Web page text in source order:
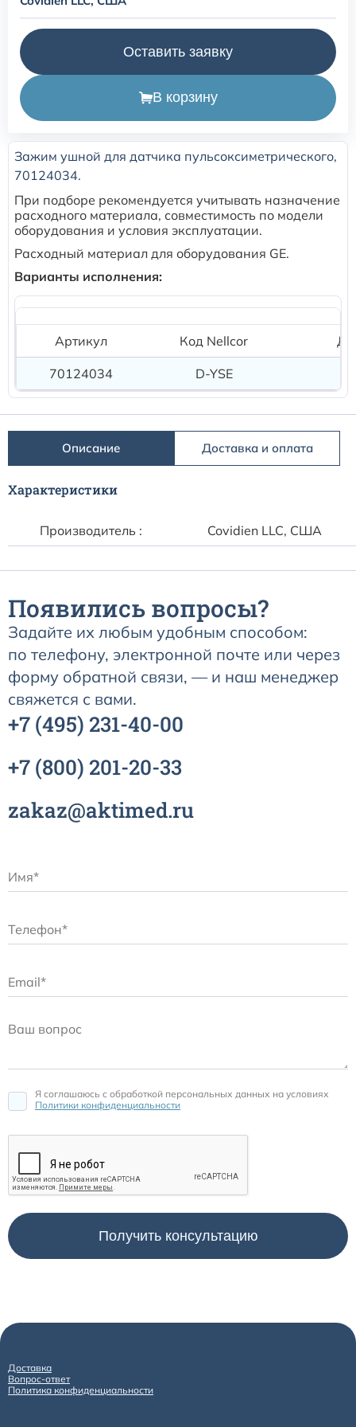
Оставить заявку
В корзину
Зажим ушной для датчика пульсоксиметрического,
70124034.
При подборе рекомендуется учитывать назначение
расходного материала, совместимость по модели
оборудования и условия эксплуатации.
Расходный материал для оборудования GE.
Варианты исполнения:
Артикул Код Nellcor
70124034 D-YSE
Описание Доставка и оплата
Характеристики
Производитель : Covidien LLC, США
Появились вопросы?
Задайте их любым удобным способом:
по телефону, электронной почте или через
форму обратной связи, — и наш менеджер
свяжется с вами.
+7 (495) 231-40-00
+7 (800) 201-20-33
zakaz@aktimed.ru
Я соглашаюсь c обработкой персональных данных на условиях
Политики конфиденциальности
Доставка
Вопрос-ответ
Политика конфиденциальности
Расходные материалы для транскутанного монитора
Sentec
Расходные материалы к аппарату Авента-М
Расходные материалы к аппаратам ИВЛ Hamilton
Расходные материалы к аппаратам ИВЛ Mindray
Расходные материалы к аппаратам ИВЛ Drager
Расходные материалы к аппаратам Comen
Расходные материалы для ИВЛ Puritan Bennett
Расходные материалы к аппаратам Philips